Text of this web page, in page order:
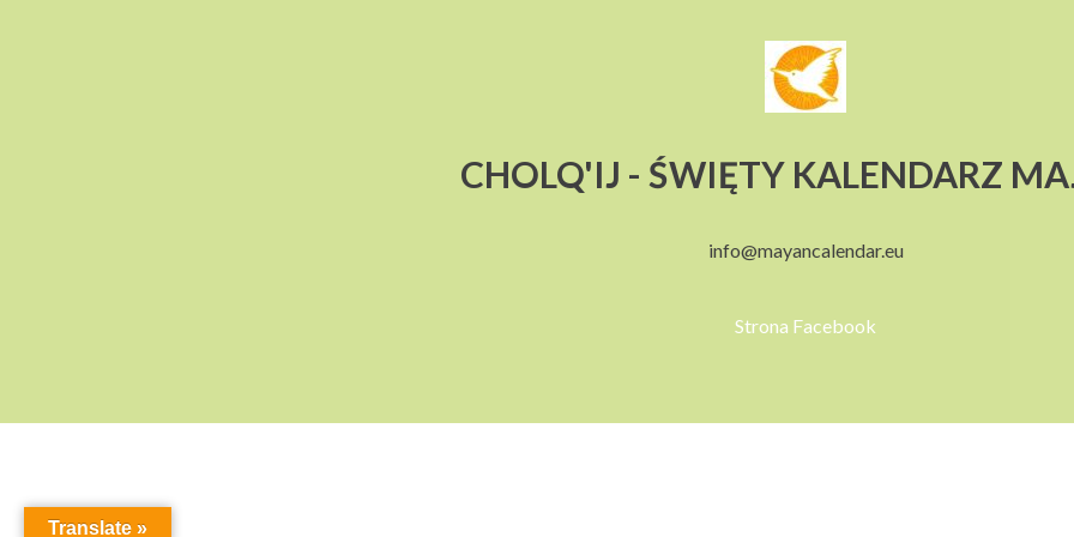
CHOLQ'IJ - ŚWIĘTY KALENDARZ
info@mayancalendar.eu
Strona Facebook
Translate »